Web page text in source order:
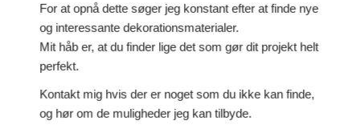
For at opnå dette søger jeg konstant efter at finde nye
og interessante dekorationsmaterialer.
Mit håb er, at du finder lige det som gør dit projekt helt
perfekt.
Kontakt mig hvis der er noget som du ikke kan finde,
og hør om de muligheder jeg kan tilbyde.